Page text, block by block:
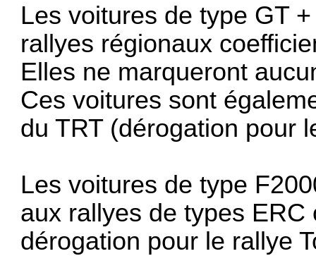
Les voitures de type GT
rallyes régionaux
Elles ne marqueront
Ces voitures sont
du TRT (dérogation pour
Les voitures de type
aux rallyes de types
dérogation pour le rallye